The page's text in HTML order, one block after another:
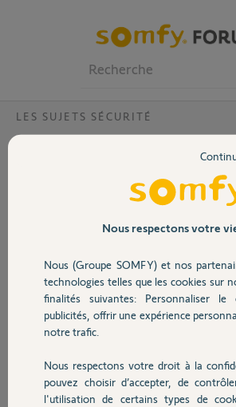
Volet
Sécurité
Domotique
Chauffage
LES SUJETS SÉCURITÉ
Somfy protect,
Depuis le mois de mai 2018, j'ai un problème
sirènes intérieures et extérieures alors que
J'ai contacté le service après-vente, il
n'ai toujours pas de retour de leurs pars.
Les déclenchements sont de plus en plus
semaine au début, nous en sommes à deux par
Nous respectons votre
Nous (Groupe SOMFY) et nos
technologies telles que les cookies sur
finalités suivantes: Personnaliser
publicités, offrir une expérience
notre trafic.
Nous respectons votre droit à la
pouvez choisir d’accepter, de
l'utilisation de certains types de